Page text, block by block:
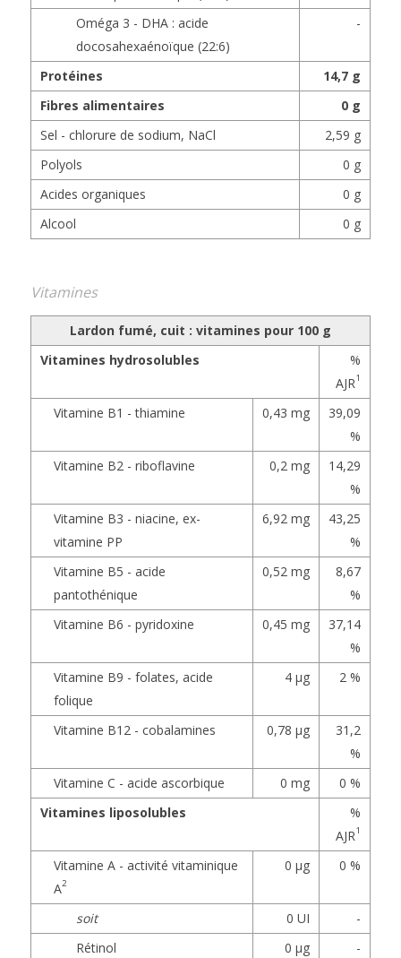
Oméga 3 - DHA : acide
docosahexaénoïque (22:6)
-
Protéines
14,7 g
Fibres alimentaires
0 g
Sel - chlorure de sodium, NaCl
2,59 g
Polyols
0 g
Acides organiques
0 g
Alcool
0 g
Vitamines
Lardon fumé, cuit : vitamines pour 100 g
Vitamines hydrosolubles
%
AJR1
Vitamine B1 - thiamine 0,43 mg
39,09
%
Vitamine B2 - riboflavine
0,2 mg
14,29
%
Vitamine B3 - niacine, ex-
vitamine PP
6,92 mg
43,25
%
Vitamine B5 - acide
pantothénique
0,52 mg
8,67
%
Vitamine B6 - pyridoxine
0,45 mg
37,14
%
Vitamine B9 - folates, acide
folique
4 µg 2 %
Vitamine B12 - cobalamines 0,78 µg
31,2
%
Vitamine C - acide ascorbique
0 mg
0 %
Vitamines liposolubles
%
AJR1
Vitamine A - activité vitaminique
A2
0 µg 0 %
soit 0 UI
-
Rétinol
0 µg
-